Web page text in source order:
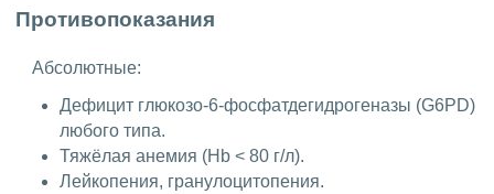
Противопоказания
Абсолютные:
Дефицит глюкозо-6-фосфатдегидрогеназы (G6PD)
любого типа.
Тяжёлая анемия (Hb < 80 г/л).
Лейкопения, гранулоцитопения.